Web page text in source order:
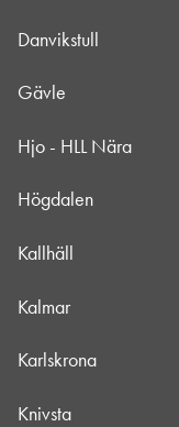
Danvikstull
Gävle
Hjo - HLL Nära
Högdalen
Kallhäll
Kalmar
Karlskrona
Knivsta